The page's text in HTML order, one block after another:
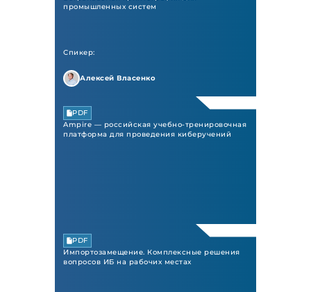
промышленных систем
Спикер:
Алексей Власенко
PDF
Ampire — российская учебно-тренировочная
платформа для проведения киберучений
PDF
Импортозамещение. Комплексные решения
вопросов ИБ на рабочих местах